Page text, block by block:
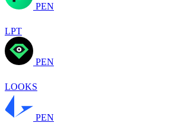
PEN
LPT
PEN
LOOKS
PEN